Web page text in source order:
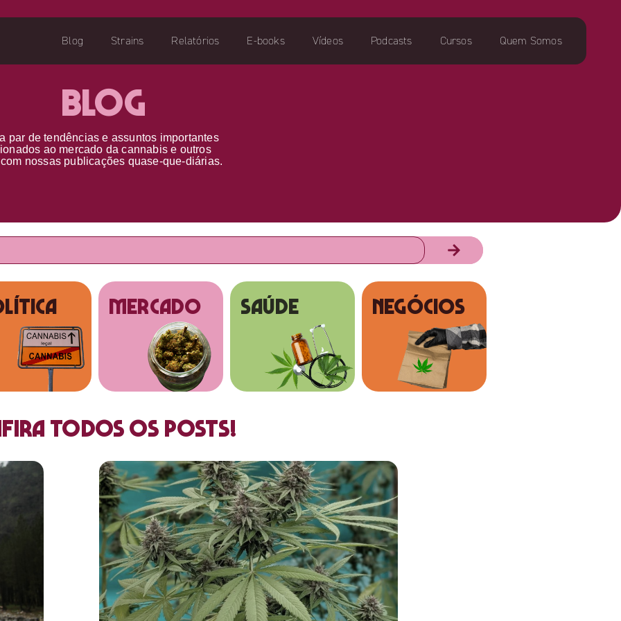
Blog Strains Relatórios E-books Vídeos Podcasts Cursos Quem Somos
Blog
par detendências e assuntos importantes
ao mercado da cannabis e outros
com nossas publicações quase-que-diárias.
MERCADO SAÚDE NEGÓCIOS
todos os posts!